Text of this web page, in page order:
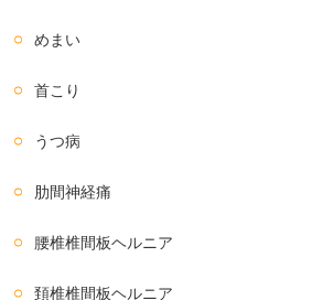
めまい
首こり
うつ病
肋間神経痛
腰椎椎間板ヘルニア
頚椎椎間板ヘルニア